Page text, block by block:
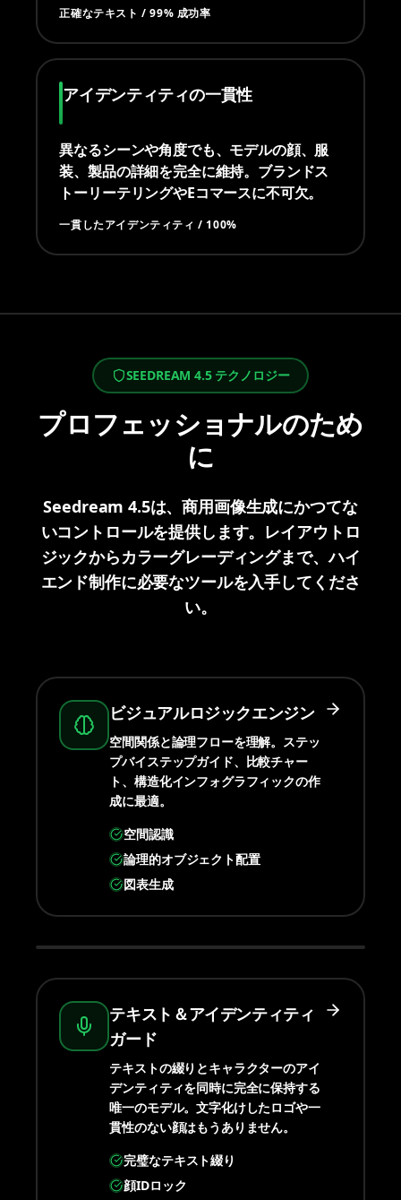
正確なテキスト / 99% 成功率
アイデンティティの一貫性
異なるシーンや角度でも、モデルの顔、服
装、製品の詳細を完全に維持。ブランドス
トーリーテリングやEコマースに不可欠。
一貫したアイデンティティ / 100%
SEEDREAM 4.5 テクノロジー
プロフェッショナルのため
に
Seedream 4.5は、商用画像生成にかつてな
いコントロールを提供します。レイアウトロ
ジックからカラーグレーディングまで、ハイ
エンド制作に必要なツールを入手してくださ
い。
ビジュアルロジックエンジン
空間関係と論理フローを理解。ステッ
プバイステップガイド、比較チャー
ト、構造化インフォグラフィックの作
成に最適。
空間認識
論理的オブジェクト配置
図表生成
テキスト＆アイデンティティ
ガード
テキストの綴りとキャラクターのアイ
デンティティを同時に完全に保持する
唯一のモデル。文字化けしたロゴや一
貫性のない顔はもうありません。
完璧なテキスト綴り
顔IDロック